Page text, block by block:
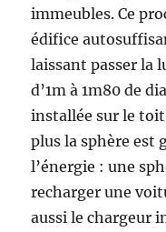
immeubles. Ce
édifice
laissant passer la
d’1m à 1m80 de
installée sur le toit
plus la sphère est
l’énergie : une
recharger une
aussi le chargeur